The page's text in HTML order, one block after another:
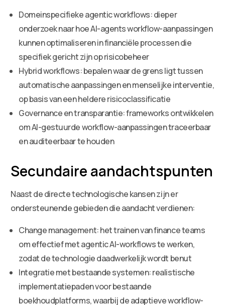
Domeinspecifieke agentic workflows: dieper
onderzoek naar hoe AI-agents workflow-aanpassingen
kunnen optimaliseren in financiële processen die
specifiek gericht zijn op risicobeheer
Hybrid workflows: bepalen waar de grens ligt tussen
automatische aanpassingen en menselijke interventie,
op basis van een heldere risicoclassificatie
Governance en transparantie: frameworks ontwikkelen
om AI-gestuurde workflow-aanpassingen traceerbaar
en auditeerbaar te houden
Secundaire aandachtspunten
Naast de directe technologische kansen zijn er
ondersteunende gebieden die aandacht verdienen:
Change management: het trainen van finance teams
om effectief met agentic AI-workflows te werken,
zodat de technologie daadwerkelijk wordt benut
Integratie met bestaande systemen: realistische
implementatiepaden voor bestaande
boekhoudplatforms, waarbij de adaptieve workflow-